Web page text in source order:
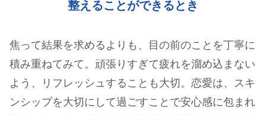
整えることができるとき
焦って結果を求めるよりも、目の前のことを丁寧に
積み重ねてみて。頑張りすぎて疲れを溜め込まない
よう、リフレッシュすることも大切。恋愛は、スキ
ンシップを大切にして過ごすことで安心感に包まれ